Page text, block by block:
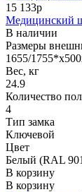
15 133р
Медицинский
В наличии
Размеры
1655/
Вес, кг
24.9
Количество
4
Тип замка
Ключевой
Цвет
Белый (RAL
В корзину
В корзину